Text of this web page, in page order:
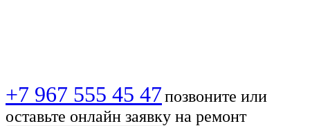
+7 967 555 45 47позвоните или
оставьте онлайн заявку на ремонт